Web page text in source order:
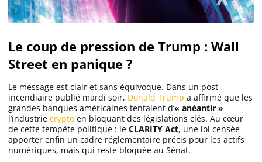
Le coup de pression de Trump : Wall
Street en panique ?
Le message est clair et sans équivoque. Dans un post
incendiaire publié mardi soir, Donald Trump a affirmé que les
grandes banques américaines tentaient d’« anéantir »
l’industrie crypto en bloquant des législations clés. Au cœur
de cette tempête politique : le CLARITY Act, une loi censée
apporter enfin un cadre réglementaire précis pour les actifs
numériques, mais qui reste bloquée au Sénat.